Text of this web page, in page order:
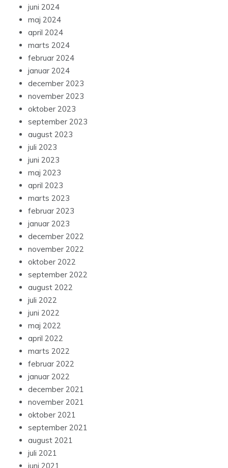
juni 2024
maj 2024
april 2024
marts 2024
februar 2024
januar 2024
december 2023
november 2023
oktober 2023
september 2023
august 2023
juli 2023
juni 2023
maj 2023
april 2023
marts 2023
februar 2023
januar 2023
december 2022
november 2022
oktober 2022
september 2022
august 2022
juli 2022
juni 2022
maj 2022
april 2022
marts 2022
februar 2022
januar 2022
december 2021
november 2021
oktober 2021
september 2021
august 2021
juli 2021
juni 2021